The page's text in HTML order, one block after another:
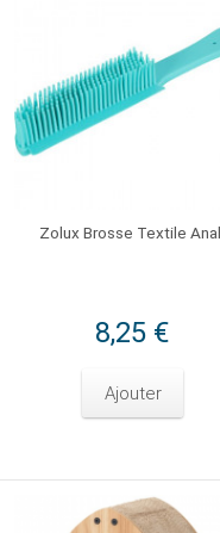
Zolux Brosse Textile
8,25 €
Ajouter